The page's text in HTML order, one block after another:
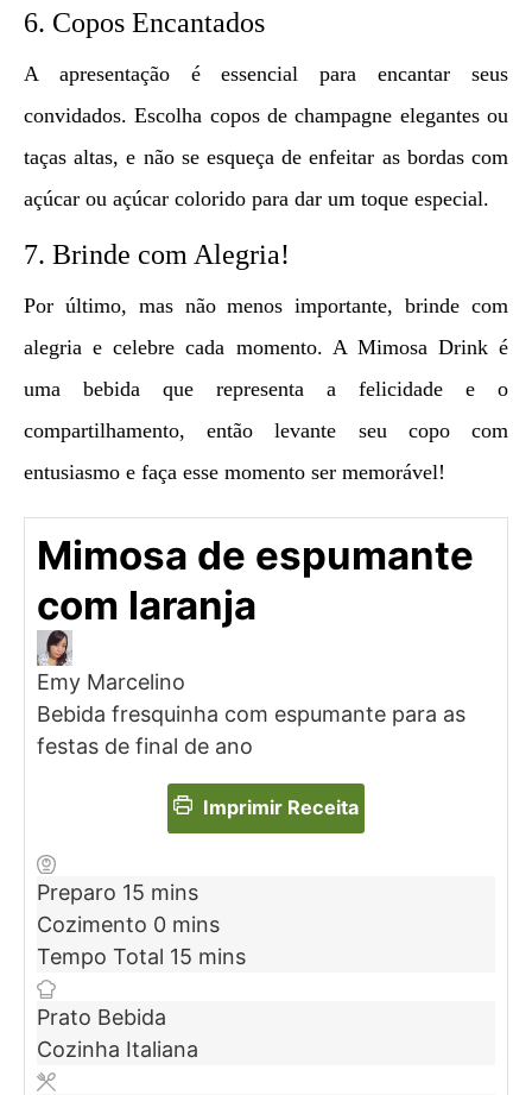
6. Copos Encantados
A apresentação é essencial para encantar seus
convidados. Escolha copos de champagne elegantes ou
taças altas, e não se esqueça de enfeitar as bordas com
açúcar ou açúcar colorido para dar um toque especial.
7. Brinde com Alegria!
Por último, mas não menos importante, brinde com
alegria e celebre cada momento. A Mimosa Drink é
uma bebida que representa a felicidade e o
compartilhamento, então levante seu copo com
entusiasmo e faça esse momento ser memorável!
Mimosa de espumante
com laranja
Emy Marcelino
Bebida fresquinha com espumante para as
festas de final de ano
Imprimir Receita
Preparo 15 mins
Cozimento 0 mins
Tempo Total 15 mins
Prato Bebida
Cozinha Italiana